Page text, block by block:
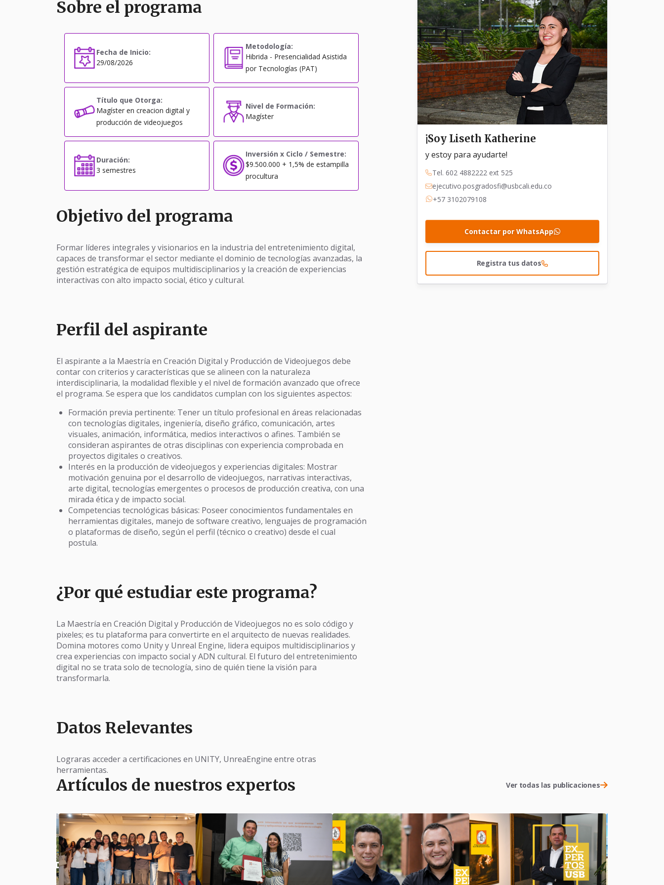
Sobre el programa
Fecha de Inicio:
29/08/2026
Metodología:
Hibrida - Presencialidad Asistida
por Tecnologías (PAT)
Título que Otorga:
Magíster en creacion digital y
producción de videojuegos
Nivel de Formación:
Magíster
Duración:
3 semestres
Inversión x Ciclo / Semestre:
$9.500.000 + 1,5% de estampilla
procultura
Objetivo del programa
Formar líderes integrales y visionarios en la industria del entretenimiento digital,
capaces de transformar el sector mediante el dominio de tecnologías avanzadas, la
gestión estratégica de equipos multidisciplinarios y la creación de experiencias
interactivas con alto impacto social, ético y cultural.
Perfil del aspirante
El aspirante a la Maestría en Creación Digital y Producción de Videojuegos debe
contar con criterios y características que se alineen con la naturaleza
interdisciplinaria, la modalidad flexible y el nivel de formación avanzado que ofrece
el programa. Se espera que los candidatos cumplan con los siguientes aspectos:
Formación previa pertinente: Tener un título profesional en áreas relacionadas
con tecnologías digitales, ingeniería, diseño gráfico, comunicación, artes
visuales, animación, informática, medios interactivos o afines. También se
consideran aspirantes de otras disciplinas con experiencia comprobada en
proyectos digitales o creativos.
Interés en la producción de videojuegos y experiencias digitales: Mostrar
motivación genuina por el desarrollo de videojuegos, narrativas interactivas,
arte digital, tecnologías emergentes o procesos de producción creativa, con una
mirada ética y de impacto social.
Competencias tecnológicas básicas: Poseer conocimientos fundamentales en
herramientas digitales, manejo de software creativo, lenguajes de programación
o plataformas de diseño, según el perfil (técnico o creativo) desde el cual
postula.
¿Por qué estudiar este programa?
La Maestría en Creación Digital y Producción de Videojuegos no es solo código y
pixeles; es tu plataforma para convertirte en el arquitecto de nuevas realidades.
Domina motores como Unity y Unreal Engine, lidera equipos multidisciplinarios y
crea experiencias con impacto social y ADN cultural. El futuro del entretenimiento
digital no se trata solo de tecnología, sino de quién tiene la visión para
transformarla.
Datos Relevantes
Lograras acceder a certificaciones en UNITY, UnreaEngine entre otras
herramientas.
¡Soy Liseth Katherine
y estoy para ayudarte!
Tel. 602 4882222 ext 525
ejecutivo.posgradosfi@usbcali.edu.co
+57 3102079108
Contactar por WhatsApp
Registra tus datos
Artículos de nuestros expertos Ver todas las publicaciones